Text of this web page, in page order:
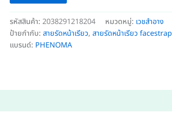
รหัสสินค้า: 2038291218204 หมวดหมู่: เวชสำอาง
ป้ายกำกับ: สายรัดหน้าเรียว, สายรัดหน้าเรียว facestrap
แบรนด์: PHENOMA